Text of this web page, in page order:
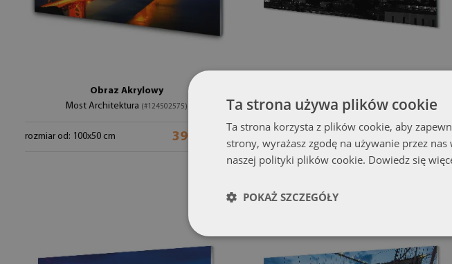
Obraz Akrylowy
Most Architektura (#124502575)
rozmiar od: 100x50 cm 399.99 zł
Warszawa Panorama noc wieżowce (#oah-
91727016)
rozmiar od: 100x50 cm 399.99 zł
Ta strona używa plików cookie
Ta strona korzysta z plików cookie, aby
strony, wyrażasz zgodę na używanie przez
naszej polityki plików cookie. Dowiedz się
POKAŻ SZCZEGÓŁY